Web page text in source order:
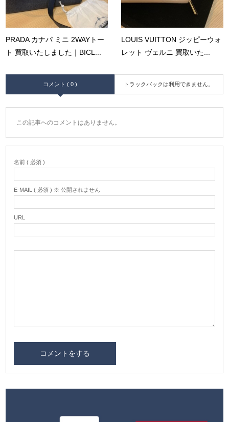
PRADA カナパ ミニ 2WAYトー
ト 買取いたしました｜BICL...
LOUIS VUITTON ジッピーウォ
レット ヴェルニ 買取いた...
コメント ( 0 ) トラックバックは利用できません。
この記事へのコメントはありません。
名前 ( 必須 )
E-MAIL ( 必須 ) ※ 公開されません
URL